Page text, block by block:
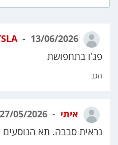
13/06/2026
פג'ו בתחפושת
הגב
איתי
נראית סבבה. תא הנוסעים